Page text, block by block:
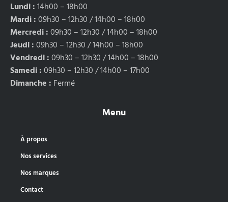
Lundi :14h00 – 18h00
Mardi :09h30 – 12h30 / 14h00 – 18h00
Mercredi :09h30 – 12h30 / 14h00 – 18h00
Jeudi :09h30 – 12h30 / 14h00 – 18h00
Vendredi :09h30 – 12h30 / 14h00 – 18h00
Samedi :09h30 – 12h30 / 14h00 – 17h00
Dimanche : Fermé
Menu
À propos
Nos services
Nos marques
Contact